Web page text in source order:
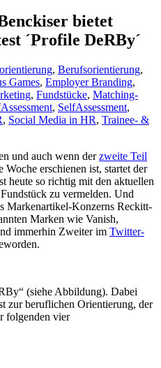
bietet
´Profile DeRBy´
, Berufsorientierung,
Games, Employer Branding,
, Fundstücke, Matching-
, SelfAssessment,
, Social Media in HR, Trainee- &
und auch wenn derzweite Teil
Woche erschienen ist, startet der
heute so richtig mit den aktuellen
zu vermelden. Und
Markenartikel-Konzerns Reckitt-
Marken wie Vanish,
immerhin Zweiter im Twitter-
(siehe Abbildung). Dabei
zur beruflichen Orientierung, der
folgenden vier